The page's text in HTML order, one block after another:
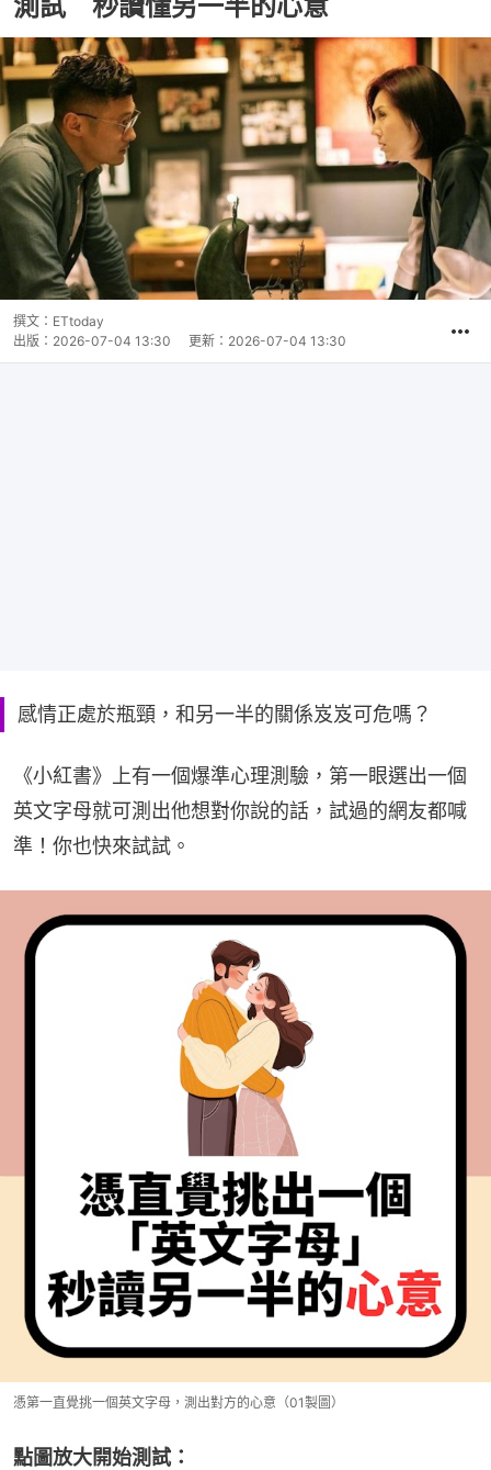
測試 秒讀懂另一半的心意
撰文： ETtoday
出版： 2026-07-04 13:30 更新： 2026-07-04 13:30
感情正處於瓶頸，和另一半的關係岌岌可危嗎？
《小紅書》上有一個爆準心理測驗，第一眼選出一個
英文字母就可測出他想對你說的話，試過的網友都喊
準！你也快來試試。
憑第一直覺挑一個英文字母，測出對方的心意（01製圖）
點圖放大開始測試：